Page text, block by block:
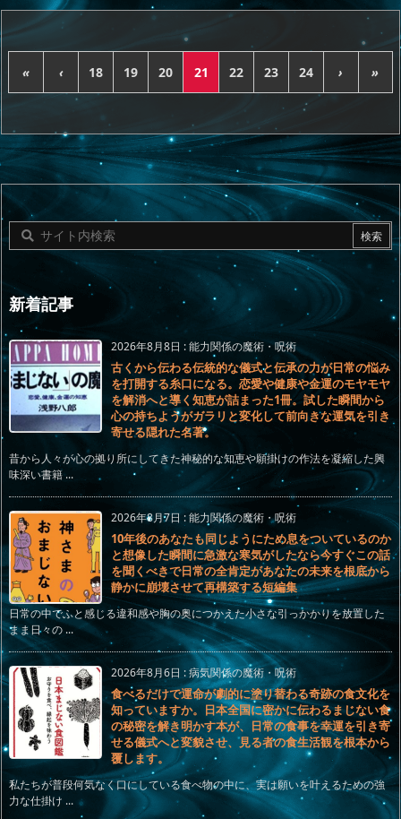
« ‹ 18 19 20 21 22 23 24 › »
新着記事
2026年8月8日 :能力関係の魔術・呪術
古くから伝わる伝統的な儀式と伝承の力が日常の悩み
を打開する糸口になる。恋愛や健康や金運のモヤモヤ
を解消へと導く知恵が詰まった1冊。試した瞬間から
心の持ちようがガラリと変化して前向きな運気を引き
寄せる隠れた名著。
昔から人々が心の拠り所にしてきた神秘的な知恵や願掛けの作法を凝縮した興
味深い書籍 ...
2026年8月7日 :能力関係の魔術・呪術
10年後のあなたも同じようにため息をついているのか
と想像した瞬間に急激な寒気がしたなら今すぐこの話
を聞くべきで日常の全肯定があなたの未来を根底から
静かに崩壊させて再構築する短編集
日常の中でふと感じる違和感や胸の奥につかえた小さな引っかかりを放置した
まま日々の ...
2026年8月6日 :病気関係の魔術・呪術
食べるだけで運命が劇的に塗り替わる奇跡の食文化を
知っていますか。日本全国に密かに伝わるまじない食
の秘密を解き明かす本が、日常の食事を幸運を引き寄
せる儀式へと変貌させ、見る者の食生活観を根本から
覆します。
私たちが普段何気なく口にしている食べ物の中に、実は願いを叶えるための強
力な仕掛け ...